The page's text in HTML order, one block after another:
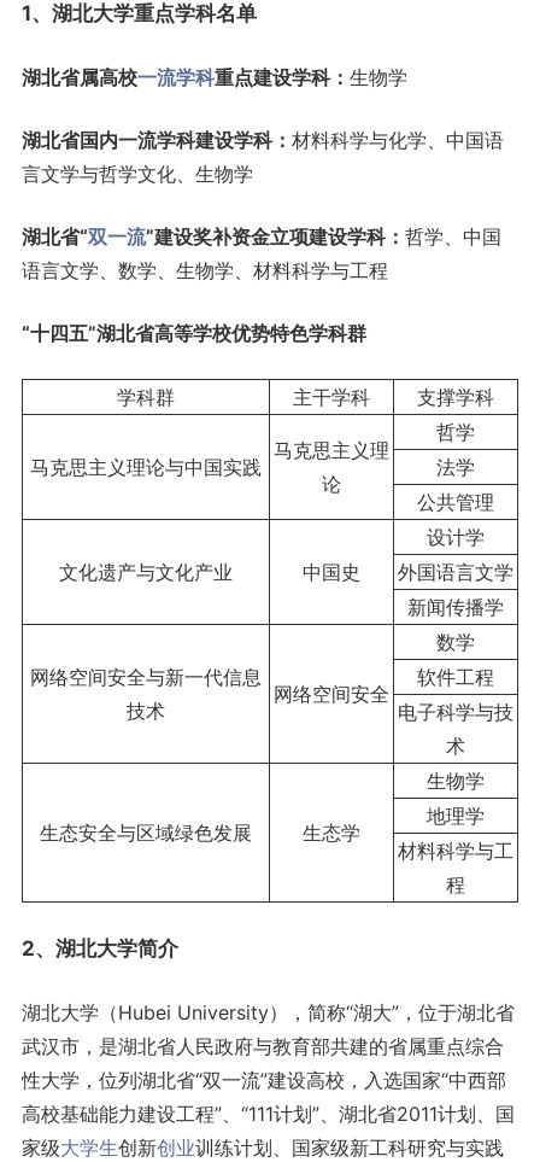
1、湖北大学重点学科名单
湖北省属高校一流学科重点建设学科： 生物学
湖北省国内一流学科建设学科： 材料科学与化学、中国语
言文学与哲学文化、生物学
湖北省“双一流”建设奖补资金立项建设学科： 哲学、中国
语言文学、数学、生物学、材料科学与工程
“十四五”湖北省高等学校优势特色学科群
学科群 主干学科 支撑学科
马克思主义理论与中国实践
马克思主义理
论
哲学
法学
公共管理
文化遗产与文化产业 中国史
设计学
外国语言文学
新闻传播学
网络空间安全与新一代信息
技术
网络空间安全
数学
软件工程
电子科学与技
术
生态安全与区域绿色发展 生态学
生物学
地理学
材料科学与工
程
2、湖北大学简介
湖北大学（Hubei University），简称“湖大”，位于湖北省
武汉市，是湖北省人民政府与教育部共建的省属重点综合
性大学，位列湖北省“双一流”建设高校，入选国家“中西部
高校基础能力建设工程”、“111计划”、湖北省2011计划、国
家级大学生创新创业训练计划、国家级新工科研究与实践